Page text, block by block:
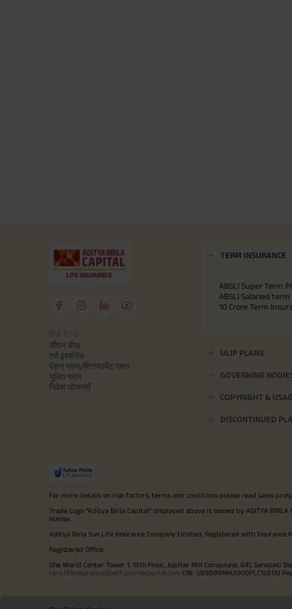
जीवन बीमा
टर्म इंश्योरेंस
पेंशन प्लान/रिटायरमेंट प्लान
यूलिप प्लान
निवेश योजनाएँ
TERM INSURANCE
ABSLI Super Term
ABSLI Salaried term
10 Crore Term
ULIP PLANS
GOVERNING
COPYRIGHT &
DISCONTINUED
For more details on risk factors, terms and conditions please read sales
Trade Logo "Aditya Birla Capital" displayed above is owned by ADITYA BIRLA
license.
Aditya Birla Sun Life Insurance Company Limited, Registered with
Registered Office:
One World Center Tower 1, 16th Floor, Jupiter Mill Compound, 841, Senapati
care.lifeinsurance@adityabirlacapital.com CIN: U99999MH2000PLC128110